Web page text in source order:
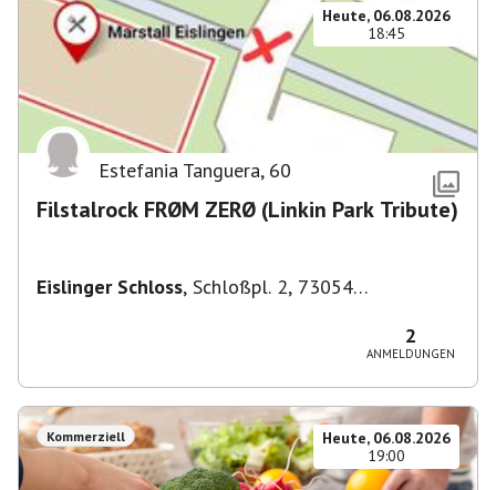
Heute, 06.08.2026
18:45
Estefania Tanguera, 60
Filstalrock FRØM ZERØ (Linkin Park Tribute)
Eislinger Schloss, Schloßpl. 2, 73054
2
ANMELDUNGEN
Kommerziell
Heute, 06.08.2026
19:00